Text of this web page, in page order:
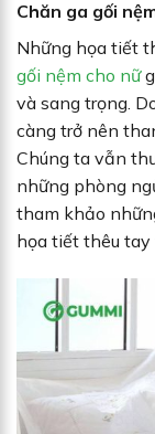
Chăn ga gối
Những họa tiết
gối nệm cho nữ
và sang trọng.
càng trở nên
Chúng ta vẫn
những phòng
tham khảo
họa tiết thêu tay